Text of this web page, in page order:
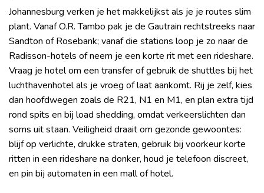
Johannesburg verken je het makkelijkst als je je routes slim
plant. Vanaf O.R. Tambo pak je de Gautrain rechtstreeks naar
Sandton of Rosebank; vanaf die stations loop je zo naar de
Radisson-hotels of neem je een korte rit met een rideshare.
Vraag je hotel om een transfer of gebruik de shuttles bij het
luchthavenhotel als je vroeg of laat aankomt. Rij je zelf, kies
dan hoofdwegen zoals de R21, N1 en M1, en plan extra tijd
rond spits en bij load shedding, omdat verkeerslichten dan
soms uit staan. Veiligheid draait om gezonde gewoontes:
blijf op verlichte, drukke straten, gebruik bij voorkeur korte
ritten in een rideshare na donker, houd je telefoon discreet,
en pin bij automaten in een mall of hotel.